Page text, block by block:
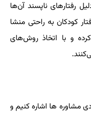
رفتارهای ناپسند آن‌ها
کودکان به راحتی منشا
و با اتخاذ روش‌های
مشاوره ‌ها اشاره کنیم و